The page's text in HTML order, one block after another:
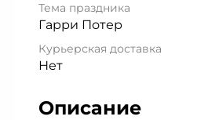
Тема праздника
Гарри Потер
Курьерская доставка
Нет
Описание